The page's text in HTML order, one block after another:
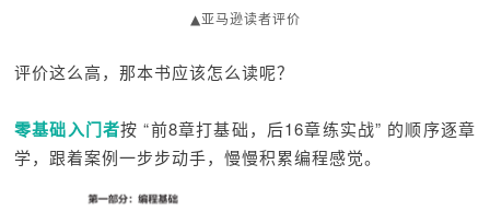
▲亚马逊读者评价
评价这么高，那本书应该怎么读呢？
零基础入门者按 “前8章打基础，后16章练实战” 的顺序逐章
学，跟着案例一步步动手，慢慢积累编程感觉。